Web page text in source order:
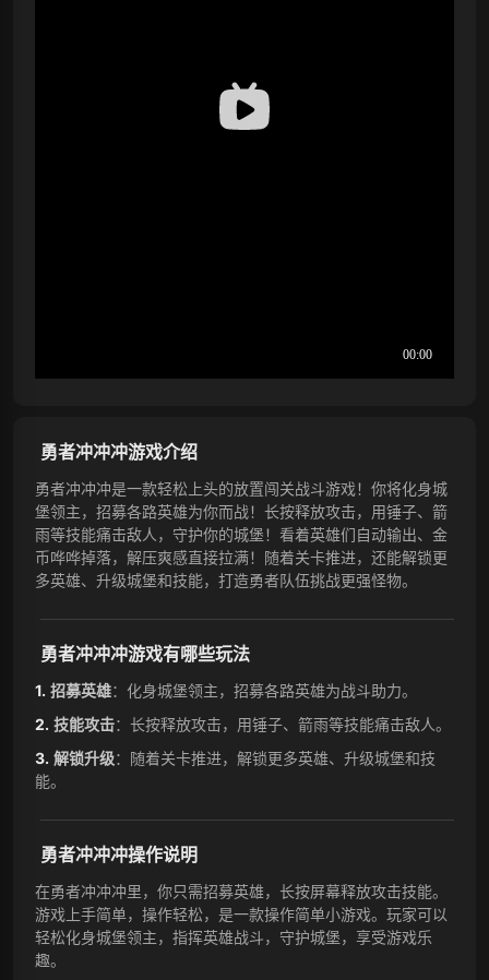
勇者冲冲冲游戏介绍
勇者冲冲冲是一款轻松上头的放置闯关战斗游戏！你将化身城
堡领主，招募各路英雄为你而战！长按释放攻击，用锤子、箭
雨等技能痛击敌人，守护你的城堡！看着英雄们自动输出、金
币哗哗掉落，解压爽感直接拉满！随着关卡推进，还能解锁更
多英雄、升级城堡和技能，打造勇者队伍挑战更强怪物。
勇者冲冲冲游戏有哪些玩法
招募英雄：化身城堡领主，招募各路英雄为战斗助力。
技能攻击：长按释放攻击，用锤子、箭雨等技能痛击敌人。
解锁升级：随着关卡推进，解锁更多英雄、升级城堡和技
能。
勇者冲冲冲操作说明
在勇者冲冲冲里，你只需招募英雄，长按屏幕释放攻击技能。
游戏上手简单，操作轻松，是一款操作简单小游戏。玩家可以
轻松化身城堡领主，指挥英雄战斗，守护城堡，享受游戏乐
趣。